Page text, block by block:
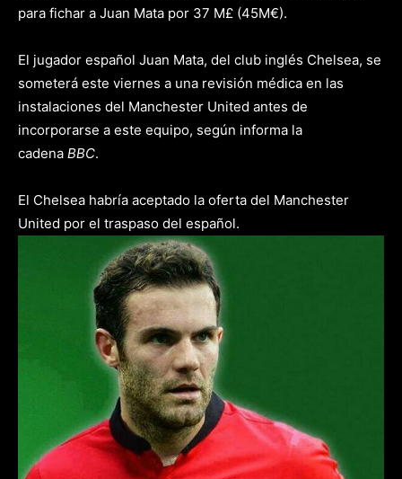
para fichar a Juan Mata por 37 M£ (45M€).
El jugador español Juan Mata, del club inglés Chelsea, se
someterá este viernes a una revisión médica en las
instalaciones del Manchester United antes de
incorporarse a este equipo, según informa la
cadena BBC.
El Chelsea habría aceptado la oferta del Manchester
United por el traspaso del español.